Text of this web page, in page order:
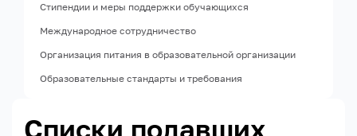
Стипендии и меры поддержки обучающихся
Международное сотрудничество
Организация питания в образовательной организации
Образовательные стандарты и требования
Списки подавших